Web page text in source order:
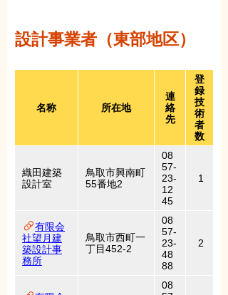
設計事業者（東部地区）
名称 所在地
連
絡
先
登
録
技
術
者
数
織田建築
設計室
鳥取市興南町
55番地2
08
57-
23-
12
45
1
有限会
社望月建
築設計事
務所
鳥取市西町一
丁目452-2
08
57-
23-
48
88
2
08